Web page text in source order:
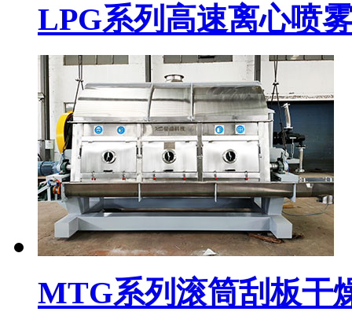
LPG系列高速离心喷
MTG系列滚筒刮板干